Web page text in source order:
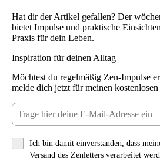
Hat dir der Artikel gefallen? Der
bietet Impulse und praktische
Praxis für dein Leben.
Inspiration für deinen Alltag
Möchtest du regelmäßig Zen-Impulse
melde dich jetzt für meinen
Ich bin damit einverstanden, dass
Versand des Zenletters verarbeitet